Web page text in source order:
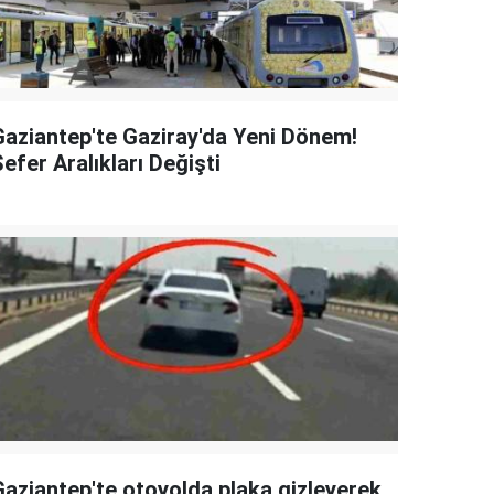
Gaziray'da Yeni Dönem!
Aralıkları Değişti